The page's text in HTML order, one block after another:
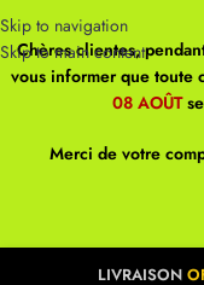
Skip to navigation
Skip to main content
Chères clientes,
vous informer que toute
08 AOÛT
Merci de votre
LIVRAISON